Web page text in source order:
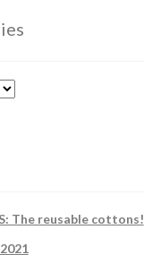
The reusable cottons!